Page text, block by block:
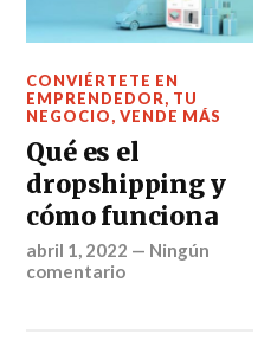
CONVIÉRTETE EN
EMPRENDEDOR, TU
NEGOCIO,VENDE MÁS
Qué es el
dropshipping y
cómo funciona
abril 1, 2022 — Ningún
comentario